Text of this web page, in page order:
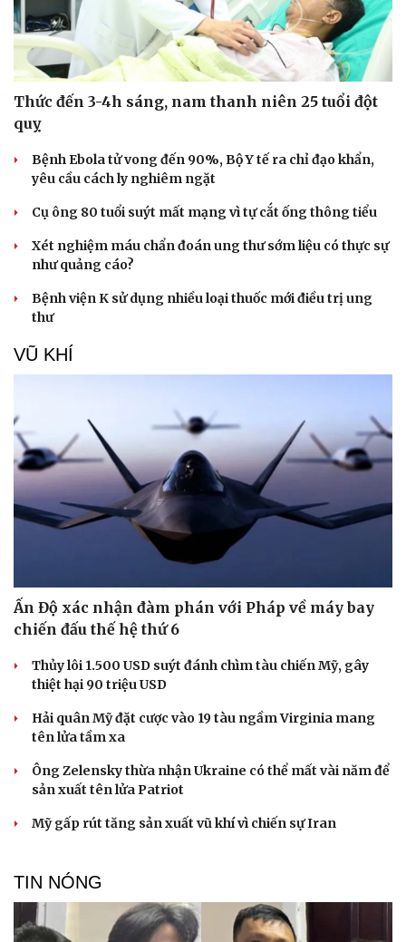
Văn hóa
Sân khấu - Điện ảnh
Văn học
Di sản
Giải trí
Nghệ sĩ
Thời trang
Thức đến 3-4h sáng, nam thanh niên 25 tuổi đột
quỵ
Bệnh Ebola tử vong đến 90%, Bộ Y tế ra chỉ đạo khẩn,
yêu cầu cách ly nghiêm ngặt
Cụ ông 80 tuổi suýt mất mạng vì tự cắt ống thông tiểu
Xét nghiệm máu chẩn đoán ung thư sớm liệu có thực sự
như quảng cáo?
Bệnh viện K sử dụng nhiều loại thuốc mới điều trị ung
thư
VŨ KHÍ
Ấn Độ xác nhận đàm phán với Pháp về máy bay
chiến đấu thế hệ thứ 6
Thủy lôi 1.500 USD suýt đánh chìm tàu chiến Mỹ, gây
thiệt hại 90 triệu USD
Hải quân Mỹ đặt cược vào 19 tàu ngầm Virginia mang
tên lửa tầm xa
Ông Zelensky thừa nhận Ukraine có thể mất vài năm để
sản xuất tên lửa Patriot
Mỹ gấp rút tăng sản xuất vũ khí vì chiến sự Iran
TIN NÓNG